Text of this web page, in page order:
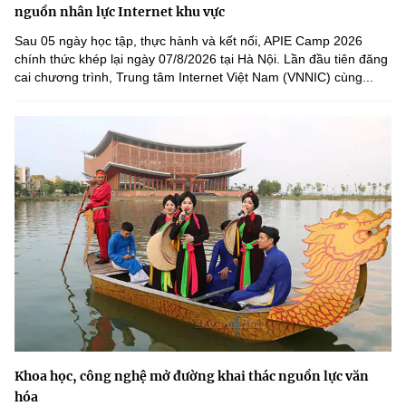
nguồn nhân lực Internet khu vực
Sau 05 ngày học tập, thực hành và kết nối, APIE Camp 2026
chính thức khép lại ngày 07/8/2026 tại Hà Nội. Lần đầu tiên đăng
cai chương trình, Trung tâm Internet Việt Nam (VNNIC) cùng...
Khoa học, công nghệ mở đường khai thác nguồn lực văn
hóa